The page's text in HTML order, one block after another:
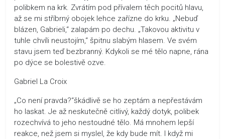
polibkem na krk. Zvrátím pod přívalem těch pocitů hlavu,
až se mi stříbrný obojek lehce zařízne do krku. „Nebuď
blázen, Gabrieli,“ zalapám po dechu. „Takovou aktivitu v
tuhle chvíli neustojím,“ špitnu slabým hlasem. Ve svém
stavu jsem teď bezbranný. Kdykoli se mé tělo napne, rána
po dýce se bolestivě ozve.
Gabriel La Croix
„Co není pravda?“škádlivě se ho zeptám a nepřestávám
ho laskat. Je až neskutečně citlivý, každý dotyk, polibek
rozechvívá to jeho nestoudné tělo. Má mnohem lepší
reakce, než jsem si myslel, že kdy bude mít. I když mi